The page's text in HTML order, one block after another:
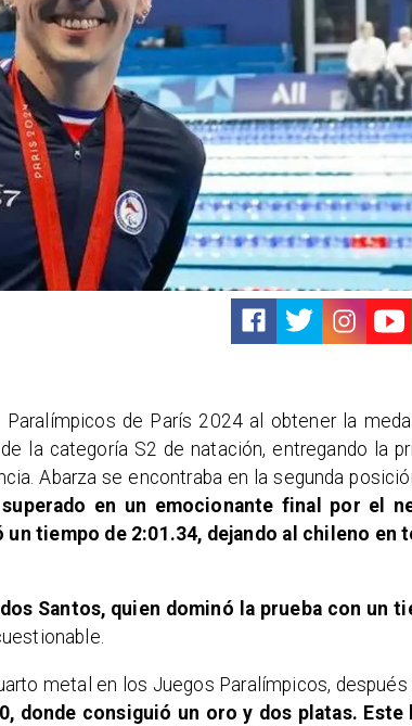
de París 2024 al obtener la
la categoría S2 de natación, entregando la
Abarza se encontraba en la segunda
en un emocionante final por el
tiempo de 2:01.34, dejando al chileno en
Santos, quien dominó la prueba con un
metal en los Juegos Paralímpicos, después
donde consiguió un oro y dos platas. Este